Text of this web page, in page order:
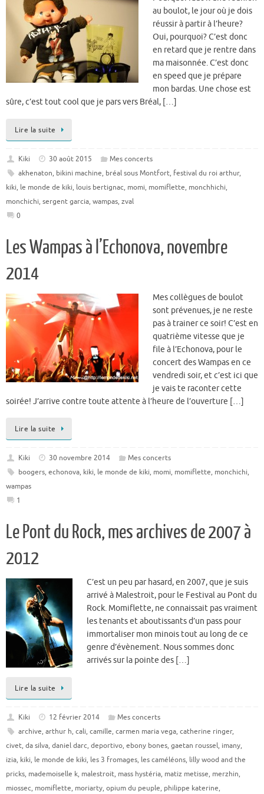
au boulot, le jour où je dois
réussir à partir à l’heure?
Oui, pourquoi? C’est donc
en retard que je rentre dans
ma maisonnée. C’est donc
en speed que je prépare
mon bardas. Une chose est
sûre, c’est tout cool que je pars vers Bréal, […]
Lire la suite
Kiki 30 août 2015
Mes concerts
akhenaton, bikini machine, bréal sous Montfort, festival du roi arthur,
kiki, le monde de kiki, louis bertignac, momi, momiflette, monchhichi,
monchichi, sergent garcia, wampas, zval
0
Les Wampas à l’Echonova, novembre
2014
Mes collègues de boulot
sont prévenues, je ne reste
pas à trainer ce soir! C’est en
quatrième vitesse que je
file à l’Echonova, pour le
concert des Wampas en ce
vendredi soir, et c’est ici que
je vais te raconter cette
soirée! J’arrive contre toute attente à l’heure de l’ouverture […]
Lire la suite
Kiki 30 novembre 2014
Mes concerts
boogers, echonova, kiki, le monde de kiki, momi, momiflette, monchichi,
wampas
1
Le Pont du Rock, mes archives de 2007 à
2012
C’est un peu par hasard, en 2007, que je suis
arrivé à Malestroit, pour le Festival au Pont du
Rock. Momiflette, ne connaissait pas vraiment
les tenants et aboutissants d’un pass pour
immortaliser mon minois tout au long de ce
genre d’évènement. Nous sommes donc
arrivés sur la pointe des […]
Lire la suite
Kiki 12 février 2014
Mes concerts
archive, arthur h, cali, camille, carmen maria vega, catherine ringer,
civet, da silva, daniel darc, deportivo, ebony bones, gaetan roussel, imany,
izia, kiki, le monde de kiki, les 3 fromages, les caméléons, lilly wood and the
pricks, mademoiselle k, malestroit, mass hystéria, matiz metisse, merzhin,
miossec, momiflette, moriarty, opium du peuple, philippe katerine,